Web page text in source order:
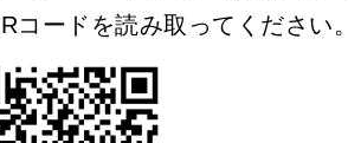
コードを読み取ってください。